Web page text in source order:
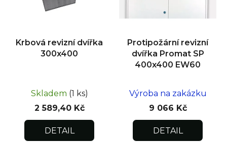
Krbová revizní dvířka
300x400
Skladem (1 ks)
2 589,40 Kč
DETAIL
Protipožární revizní
dvířka Promat SP
400x400 EW60
Výroba na zakázku
9 066 Kč
DETAIL